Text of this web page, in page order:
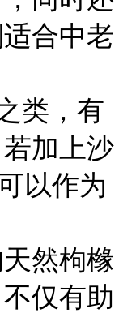
合中老
类，有
加上沙
以作为
然枸橼
仅有助